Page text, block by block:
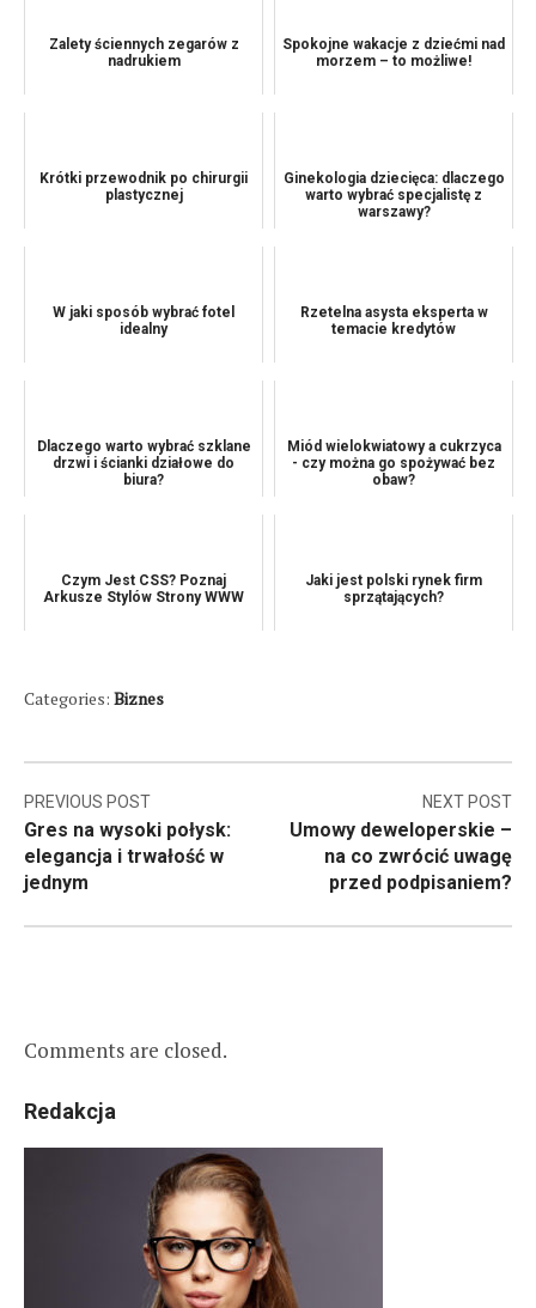
Zalety ściennych zegarów z
nadrukiem
Spokojne wakacje z dziećmi nad
morzem – to możliwe!
Krótki przewodnik po chirurgii
plastycznej
Ginekologia dziecięca: dlaczego
warto wybrać specjalistę z
warszawy?
W jaki sposób wybrać fotel
idealny
Rzetelna asysta eksperta w
temacie kredytów
Dlaczego warto wybrać szklane
drzwi i ścianki działowe do
biura?
Miód wielokwiatowy a cukrzyca
- czy można go spożywać bez
obaw?
Czym Jest CSS? Poznaj
Arkusze Stylów Strony WWW
Jaki jest polski rynek firm
sprzątających?
Categories: Biznes
Nawigacja
wpisu
PREVIOUS POST
Gres na wysoki połysk:
elegancja i trwałość w
jednym
NEXT POST
Umowy deweloperskie –
na co zwrócić uwagę
przed podpisaniem?
Comments are closed.
Redakcja